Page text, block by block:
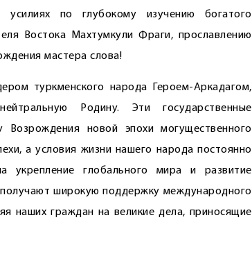
по глубокому изучению богатого
Востока Махтумкули Фраги, прославлению
мастера слова!
туркменского народа Героем-Аркадагом,
Родину. Эти государственные
новой эпохи могущественного
а условия жизни нашего народа постоянно
укрепление глобального мира и развитие
широкую поддержку международного
наших граждан на великие дела, приносящие